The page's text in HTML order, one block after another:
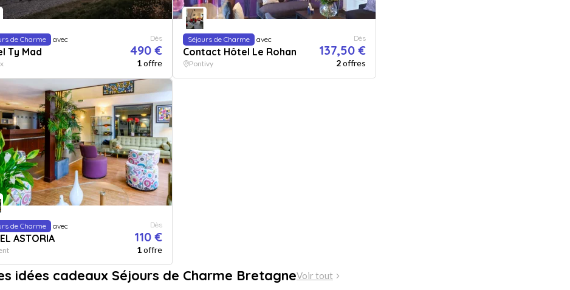
de Charme avec
Ty Mad
Dès
490 €
1offre
Séjours de Charme avec
Contact Hôtel Le Rohan
Dès
137,50 €
Pontivy 2offres
de Charme avec
ASTORIA
Dès
110 €
1offre
idées cadeaux Séjours de Charme BretagneVoir tout